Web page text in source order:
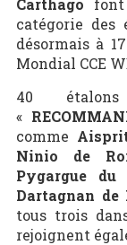
catégorie des
désormais à
Mondial CCE
40
«
comme
Ninio de
Pygargue du
Dartagnan de
tous trois
rejoignent